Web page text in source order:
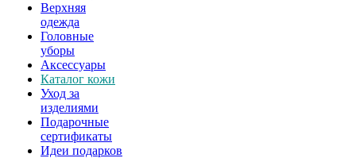
Верхняя
одежда
Головные
уборы
Аксессуары
Каталог кожи
Уход за
изделиями
Подарочные
сертификаты
Идеи подарков